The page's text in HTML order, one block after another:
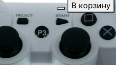
В корзину